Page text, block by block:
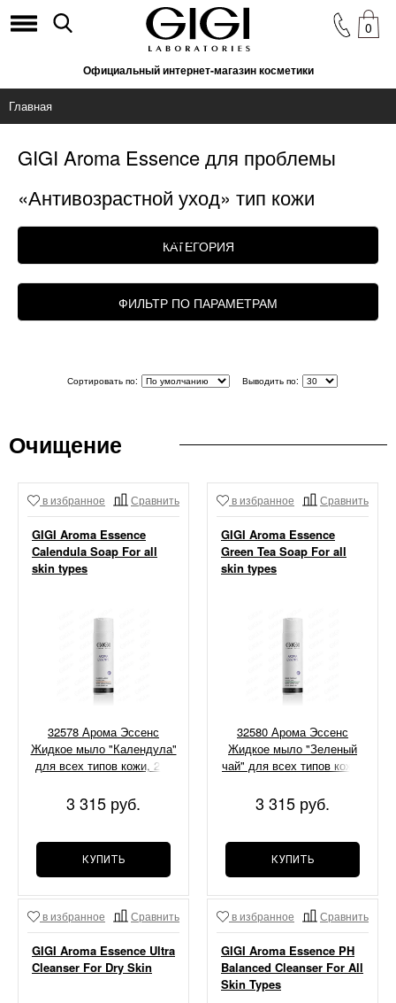
Официальный интернет-магазин косметики
0
Главная
КАТЕГОРИЯ
ФИЛЬТР ПО ПАРАМЕТРАМ
GIGI Aroma Essence для проблемы
«Антивозрастной уход» тип кожи
«Комбинированная»
Сортировать по: Выводить по:
Очищение
в избранное Сравнить
GIGI Aroma Essence
Calendula Soap For all
skin types
32578 Арома Эссенс
Жидкое мыло "Календула"
для всех типов кожи, 250
3 315 руб.
КУПИТЬ
в избранное Сравнить
GIGI Aroma Essence
Green Tea Soap For all
skin types
32580 Арома Эссенс
Жидкое мыло "Зеленый
чай" для всех типов кожи,
3 315 руб.
КУПИТЬ
в избранное Сравнить
GIGI Aroma Essence Ultra
Cleanser For Dry Skin
в избранное Сравнить
GIGI Aroma Essence PH
Balanced Cleanser For All
Skin Types